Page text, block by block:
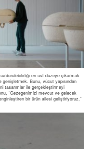
en üst düzeye çıkarmak
Bunu, vücut yapısından
tasarımlar ile gerçekleştirmeyi
“Gezegenimizi mevcut ve gelecek
bir ürün ailesi geliştiriyoruz,”